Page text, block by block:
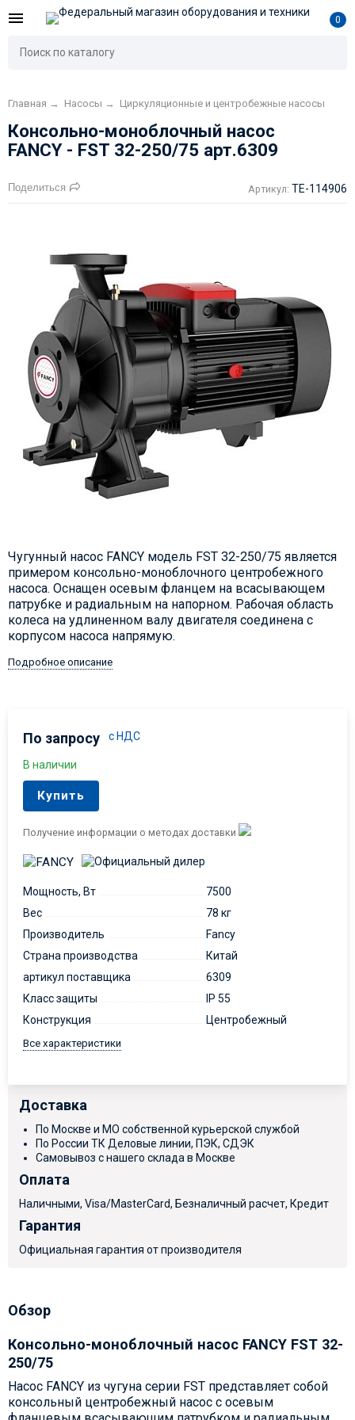
0
Главная → Насосы → Циркуляционные и центробежные насосы
Консольно-моноблочный насос
FANCY - FST 32-250/75 арт.6309
Поделиться Артикул: TE-114906
Чугунный насос FANCY модель FST 32-250/75 является
примером консольно-моноблочного центробежного
насоса. Оснащен осевым фланцем на всасывающем
патрубке и радиальным на напорном. Рабочая область
колеса на удлиненном валу двигателя соединена с
корпусом насоса напрямую.
Подробное описание
По запросу с НДС
В наличии
Купить
Получение информации о методах доставки
Мощность, Вт
7500
Вес
78 кг
Производитель
Fancy
Страна производства
Китай
артикул поставщика
6309
Класс защиты
IP 55
Конструкция
Центробежный
Все характеристики
Доставка
По Москве и МО собственной курьерской службой
По России ТК Деловые линии, ПЭК, СДЭК
Самовывоз с нашего склада в Москве
Оплата
Наличными, Visa/MasterCard, Безналичный расчет, Кредит
Гарантия
Официальная гарантия от производителя
Обзор
Консольно-моноблочный насос FANCY FST 32-
250/75
Насос FANCY из чугуна серии FST представляет собой
консольный центробежный насос с осевым